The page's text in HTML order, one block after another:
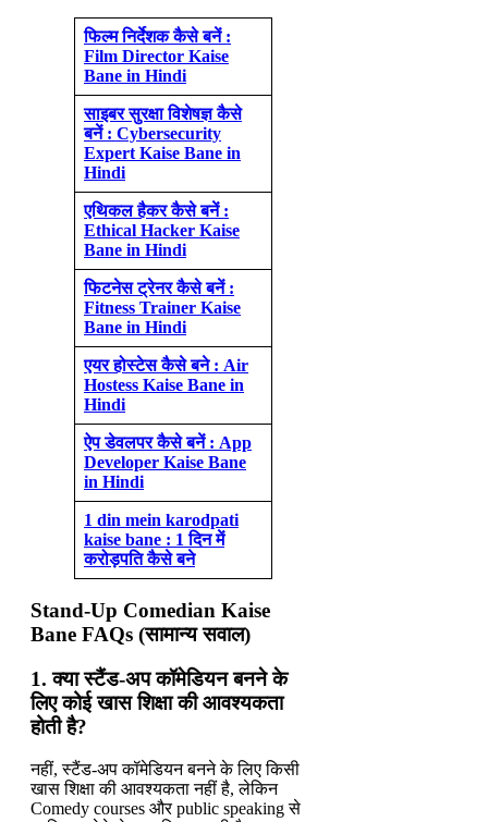
फिल्म निर्देशक कैसे बनें :
Film Director Kaise
Bane in Hindi
साइबर सुरक्षा विशेषज्ञ कैसे
बनें : Cybersecurity
Expert Kaise Bane in
Hindi
एथिकल हैकर कैसे बनें :
Ethical Hacker Kaise
Bane in Hindi
फिटनेस ट्रेनर कैसे बनें :
Fitness Trainer Kaise
Bane in Hindi
एयर होस्टेस कैसे बने : Air
Hostess Kaise Bane in
Hindi
ऐप डेवलपर कैसे बनें : App
Developer Kaise Bane
in Hindi
1 din mein karodpati
kaise bane : 1 दिन में
करोड़पति कैसे बने
Stand-Up Comedian Kaise
Bane FAQs (सामान्य सवाल)
1. क्या स्टैंड-अप कॉमेडियन बनने के
लिए कोई खास शिक्षा की आवश्यकता
होती है?
नहीं, स्टैंड-अप कॉमेडियन बनने के लिए किसी
खास शिक्षा की आवश्यकता नहीं है, लेकिन
Comedy courses और public speaking से